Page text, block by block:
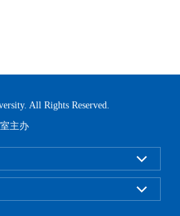
All Rights Reserved.
主办